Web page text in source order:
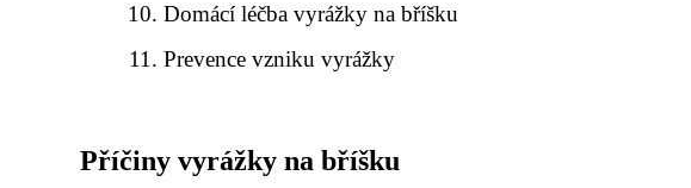
Domácí léčba vyrážky na bříšku
Prevence vzniku vyrážky
Příčiny vyrážky na bříšku